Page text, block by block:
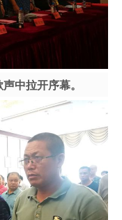
中拉开序幕。